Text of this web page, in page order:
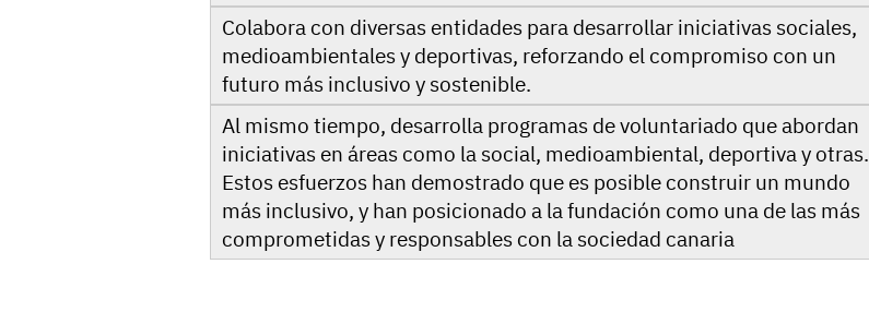
Colabora con diversas entidades para desarrollar iniciativas sociales,
medioambientales y deportivas, reforzando el compromiso con un
futuro más inclusivo y sostenible.
Al mismo tiempo, desarrolla programas de voluntariado que abordan
iniciativas en áreas como la social, medioambiental, deportiva y otras.
Estos esfuerzos han demostrado que es posible construir un mundo
más inclusivo, y han posicionado a la fundación como una de las más
comprometidas y responsables con la sociedad canaria